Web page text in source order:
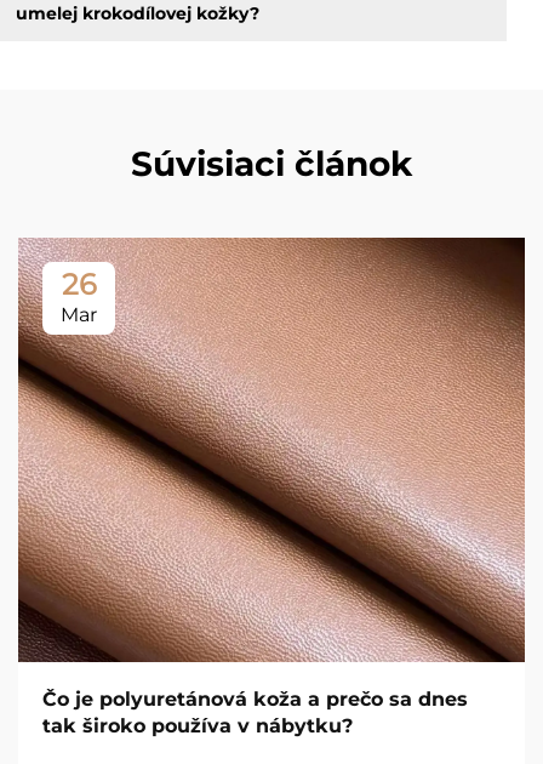
umelej krokodílovej kožky?
Súvisiaci článok
26
Mar
Čo je polyuretánová koža a prečo sa dnes
tak široko používa v nábytku?